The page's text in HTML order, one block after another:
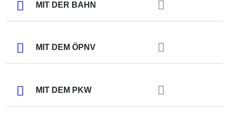
MIT DER BAHN
MIT DEM ÖPNV
MIT DEM PKW